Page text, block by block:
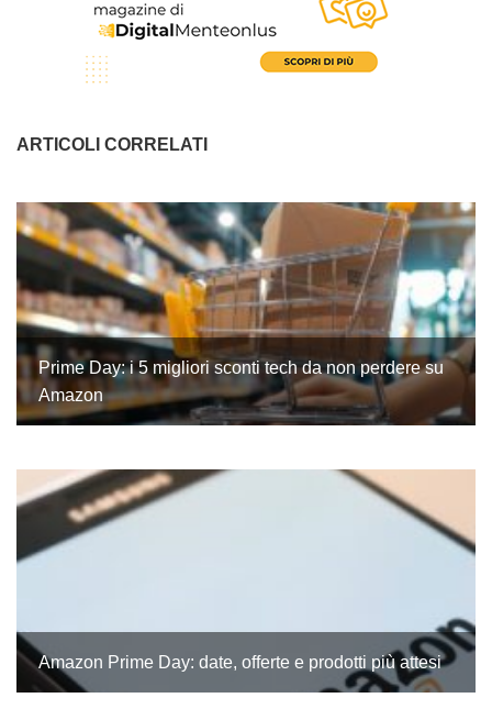
ARTICOLI CORRELATI
Prime Day: i 5 migliori sconti tech da non perdere su
Amazon
Amazon Prime Day: date, offerte e prodotti più attesi